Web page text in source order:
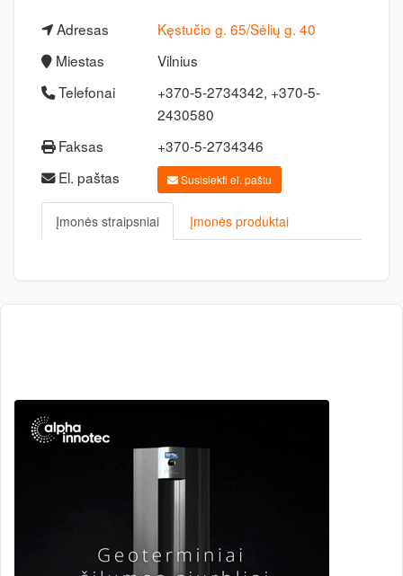
Adresas
Kęstučio g. 65/Sėlių g. 40
Miestas
Vilnius
Telefonai
+370-5-2734342, +370-5-
2430580
Faksas
+370-5-2734346
El. paštas
Susisiekti el. paštu
Įmonės straipsniai Įmonės produktai